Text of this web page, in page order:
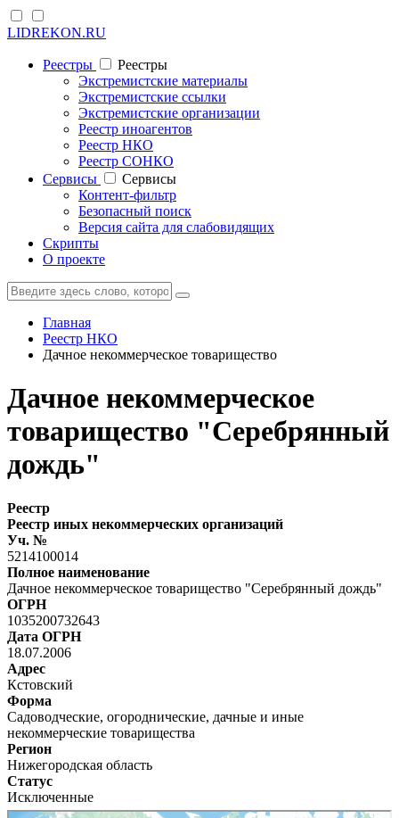
LIDREKON.RU
Реестры
Реестры
Экстремистские материалы
Экстремистские ссылки
Экстремистские организации
Реестр иноагентов
Реестр НКО
Реестр СОНКО
Cервисы
Cервисы
Контент-фильтр
Безопасный поиск
Версия сайта для слабовидящих
Скрипты
О проекте
Главная
Реестр НКО
Дачное некоммерческое товарищество
Дачное некоммерческое
товарищество "Серебрянный
дождь"
Реестр
Реестр иных некоммерческих организаций
Уч. №
5214100014
Полное наименование
Дачное некоммерческое товарищество "Серебрянный дождь"
ОГРН
1035200732643
Дата ОГРН
18.07.2006
Адрес
Кстовский
Форма
Садоводческие, огороднические, дачные и иные
некоммерческие товарищества
Регион
Нижегородская область
Статус
Исключенные